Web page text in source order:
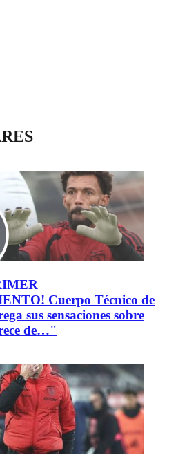
Cuerpo Técnico de
sus sensaciones sobre
de…"